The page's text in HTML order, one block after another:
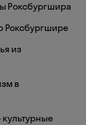
Роксбургшира
Роксбургшире
из
в